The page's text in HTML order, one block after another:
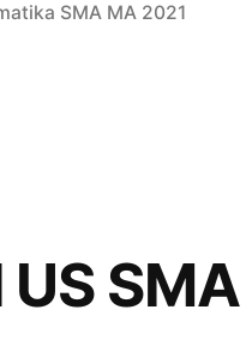
SMA MA 2021